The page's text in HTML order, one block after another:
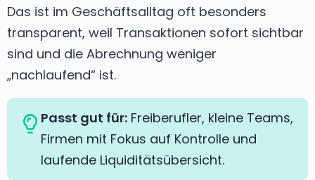
Das ist im Geschäftsalltag oft besonders
transparent, weil Transaktionen sofort sichtbar
sind und die Abrechnung weniger
„nachlaufend“ ist.
Passt gut für: Freiberufler, kleine Teams,
Firmen mit Fokus auf Kontrolle und
laufende Liquiditätsübersicht.